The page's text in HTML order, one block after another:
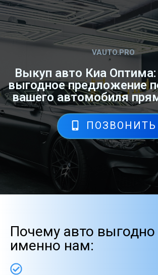
VAUTO.PRO
Выкуп авто Киа Оптима:
выгодное предложение
вашего автомобиля
ПОЗВОНИТЬ
Почему авто выгодно
именно нам: